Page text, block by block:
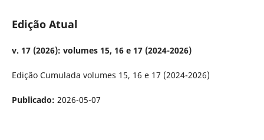
Edição Atual
v. 17 (2026): volumes 15, 16 e 17 (2024-2026)
Edição Cumulada volumes 15, 16 e 17 (2024-2026)
Publicado: 2026-05-07